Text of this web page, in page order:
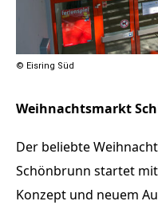
© Eisring Süd
Weihnachtsmarkt
Der beliebte
Schönbrunn startet
Konzept und neuem